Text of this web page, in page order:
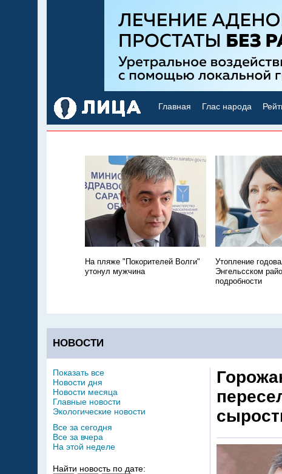
Главная Глас народа
На пляже "Покорителей Волги"
утонул мужчина
Утопление
Энгельсском
подробности
НОВОСТИ
Показать все
Новости дня
Новости месяца
Главные новости
Экологические новости
Все за сегодня
Все за вчера
На этой неделе
Найти новость по дате: